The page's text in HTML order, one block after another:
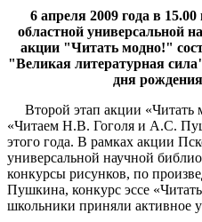
6 апреля 2009 года в
областной универсальной
акции "Читать модно!"
"Великая литературная
дня
Второй этап акции «Читать
«Читаем Н.В. Гоголя и А.С.
этого года. В рамках акции
универсальной научной
конкурсы рисунков, по
Пушкина, конкурс эссе
школьники приняли активное